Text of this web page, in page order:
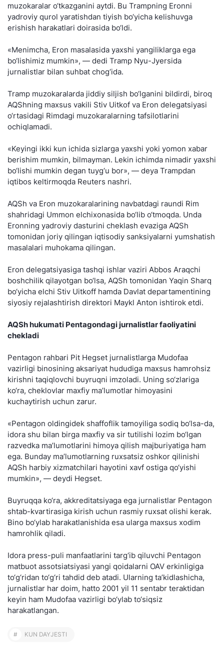
muzokaralar o‘tkazganini aytdi. Bu Trampning Eronni
yadroviy qurol yaratishdan tiyish bo‘yicha kelishuvga
erishish harakatlari doirasida bo‘ldi.
«Menimcha, Eron masalasida yaxshi yangiliklarga ega
bo‘lishimiz mumkin», — dedi Tramp Nyu-Jyersida
jurnalistlar bilan suhbat chog‘ida.
Tramp muzokaralarda jiddiy siljish bo‘lganini bildirdi, biroq
AQShning maxsus vakili Stiv Uitkof va Eron delegatsiyasi
o‘rtasidagi Rimdagi muzokaralarning tafsilotlarini
ochiqlamadi.
«Keyingi ikki kun ichida sizlarga yaxshi yoki yomon xabar
berishim mumkin, bilmayman. Lekin ichimda nimadir yaxshi
bo‘lishi mumkin degan tuyg‘u bor», — deya Trampdan
iqtibos keltirmoqda Reuters nashri.
AQSh va Eron muzokaralarining navbatdagi raundi Rim
shahridagi Ummon elchixonasida bo‘lib o‘tmoqda. Unda
Eronning yadroviy dasturini cheklash evaziga AQSh
tomonidan joriy qilingan iqtisodiy sanksiyalarni yumshatish
masalalari muhokama qilingan.
Eron delegatsiyasiga tashqi ishlar vaziri Abbos Araqchi
boshchilik qilayotgan bo‘lsa, AQSh tomonidan Yaqin Sharq
bo‘yicha elchi Stiv Uitkoff hamda Davlat departamentining
siyosiy rejalashtirish direktori Maykl Anton ishtirok etdi.
AQSh hukumati Pentagondagi jurnalistlar faoliyatini
chekladi
Pentagon rahbari Pit Hegset jurnalistlarga Mudofaa
vazirligi binosining aksariyat hududiga maxsus hamrohsiz
kirishni taqiqlovchi buyruqni imzoladi. Uning so‘zlariga
ko‘ra, cheklovlar maxfiy ma’lumotlar himoyasini
kuchaytirish uchun zarur.
«Pentagon oldingidek shaffoflik tamoyiliga sodiq bo‘lsa-da,
idora shu bilan birga maxfiy va sir tutilishi lozim bo‘lgan
razvedka ma’lumotlarini himoya qilish majburiyatiga ham
ega. Bunday ma’lumotlarning ruxsatsiz oshkor qilinishi
AQSh harbiy xizmatchilari hayotini xavf ostiga qo‘yishi
mumkin», — deydi Hegset.
Buyruqqa ko‘ra, akkreditatsiyaga ega jurnalistlar Pentagon
shtab-kvartirasiga kirish uchun rasmiy ruxsat olishi kerak.
Bino bo‘ylab harakatlanishida esa ularga maxsus xodim
hamrohlik qiladi.
Idora press-puli manfaatlarini targ‘ib qiluvchi Pentagon
matbuot assotsiatsiyasi yangi qoidalarni OAV erkinligiga
to‘g‘ridan to‘g‘ri tahdid deb atadi. Ularning ta’kidlashicha,
jurnalistlar har doim, hatto 2001 yil 11 sentabr teraktidan
keyin ham Mudofaa vazirligi bo‘ylab to‘siqsiz
harakatlangan.
# KUN DAYJESTI